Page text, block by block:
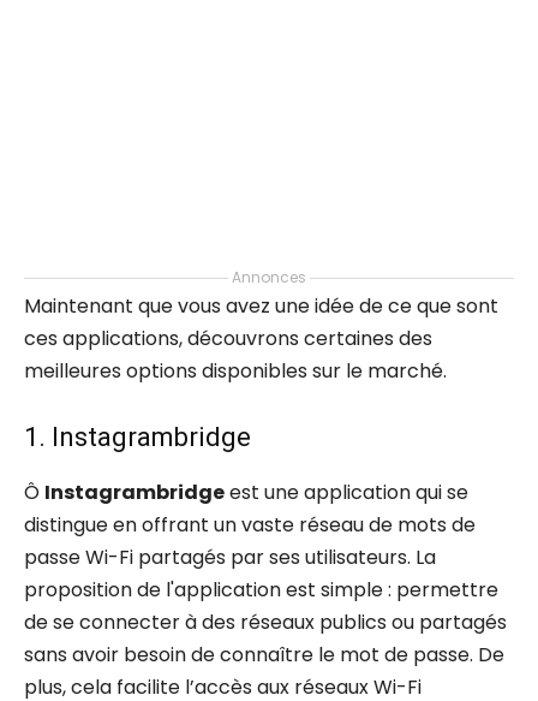
Annonces
Maintenant que vous avez une idée de ce que sont
ces applications, découvrons certaines des
meilleures options disponibles sur le marché.
1. Instagrambridge
Ô Instagrambridgeest une application qui se
distingue en offrant un vaste réseau de mots de
passe Wi-Fi partagés par ses utilisateurs. La
proposition de l'application est simple : permettre
de se connecter à des réseaux publics ou partagés
sans avoir besoin de connaître le mot de passe. De
plus, cela facilite l’accès aux réseaux Wi-Fi